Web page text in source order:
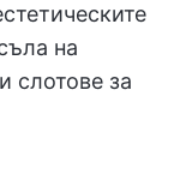
на
слотове за